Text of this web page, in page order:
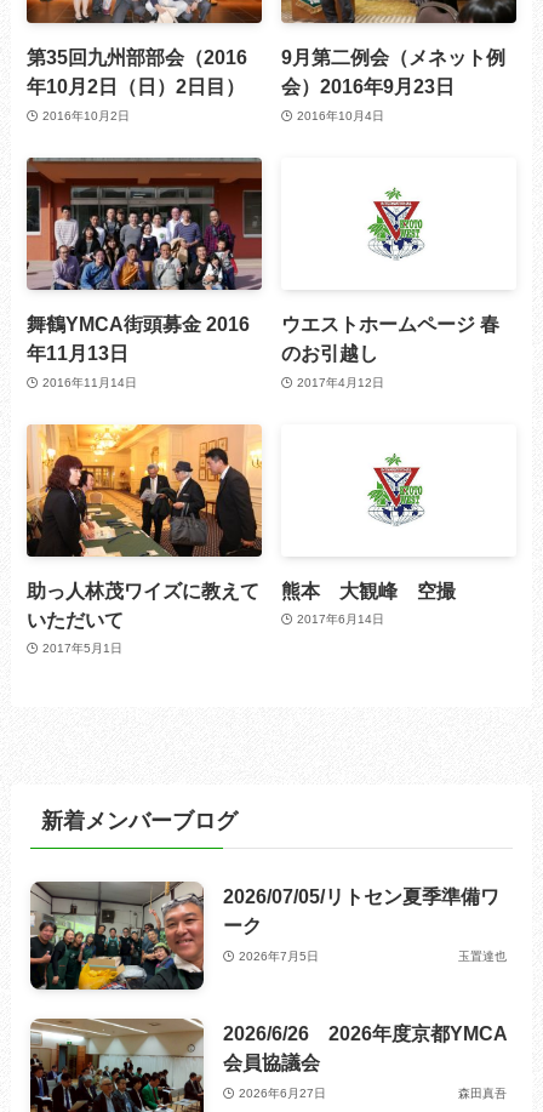
第35回九州部部会（2016
年10月2日（日）2日目）
2016年10月2日
9月第二例会（メネット例
会）2016年9月23日
2016年10月4日
舞鶴YMCA街頭募金 2016
年11月13日
2016年11月14日
ウエストホームページ 春
のお引越し
2017年4月12日
助っ人林茂ワイズに教えて
いただいて
2017年5月1日
熊本 大観峰 空撮
2017年6月14日
新着メンバーブログ
2026/07/05/リトセン夏季準備ワ
ーク
2026年7月5日 玉置達也
2026/6/26 2026年度京都YMCA
会員協議会
2026年6月27日 森田真吾